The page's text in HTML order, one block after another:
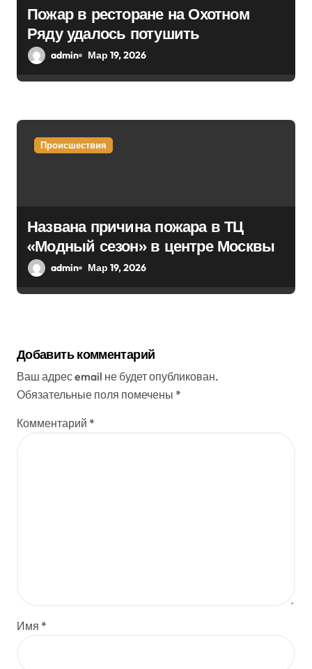
Пожар в ресторане на Охотном
Ряду удалось потушить
admin Мар 19, 2026
Происшествия
Названа причина пожара в ТЦ
«Модный сезон» в центре Москвы
admin Мар 19, 2026
Добавить комментарий
Ваш адрес email не будет опубликован.
Обязательные поля помечены *
Комментарий *
Имя *